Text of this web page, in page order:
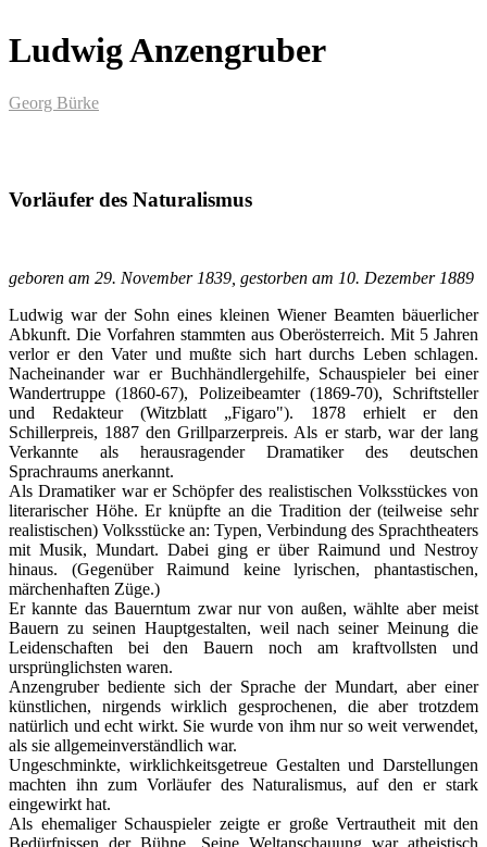
Ludwig Anzengruber
Georg Bürke
Vorläufer des Naturalismus
geboren am 29. November 1839, gestorben am 10. Dezember 1889
Ludwig war der Sohn eines kleinen Wiener Beamten bäuerlicher
Abkunft. Die Vorfahren stammten aus Oberösterreich. Mit 5 Jahren
verlor er den Vater und mußte sich hart durchs Leben schlagen.
Nacheinander war er Buchhändlergehilfe, Schauspieler bei einer
Wandertruppe (1860-67), Polizeibeamter (1869-70), Schriftsteller
und Redakteur (Witzblatt „Figaro"). 1878 erhielt er den
Schillerpreis, 1887 den Grillparzerpreis. Als er starb, war der lang
Verkannte als herausragender Dramatiker des deutschen
Sprachraums anerkannt.
Als Dramatiker war er Schöpfer des realistischen Volksstückes von
literarischer Höhe. Er knüpfte an die Tradition der (teilweise sehr
realistischen) Volksstücke an: Typen, Verbindung des Sprachtheaters
mit Musik, Mundart. Dabei ging er über Raimund und Nestroy
hinaus. (Gegenüber Raimund keine lyrischen, phantastischen,
märchenhaften Züge.)
Er kannte das Bauerntum zwar nur von außen, wählte aber meist
Bauern zu seinen Hauptgestalten, weil nach seiner Meinung die
Leidenschaften bei den Bauern noch am kraftvollsten und
ursprünglichsten waren.
Anzengruber bediente sich der Sprache der Mundart, aber einer
künstlichen, nirgends wirklich gesprochenen, die aber trotzdem
natürlich und echt wirkt. Sie wurde von ihm nur so weit verwendet,
als sie allgemeinverständlich war.
Ungeschminkte, wirklichkeitsgetreue Gestalten und Darstellungen
machten ihn zum Vorläufer des Naturalismus, auf den er stark
eingewirkt hat.
Als ehemaliger Schauspieler zeigte er große Vertrautheit mit den